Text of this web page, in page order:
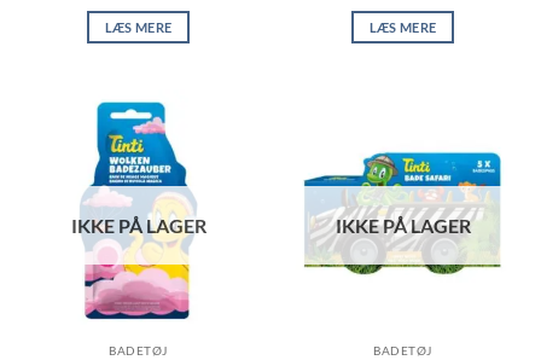
LÆS MERE LÆS MERE
IKKE PÅ LAGER
BADETØJ
IKKE PÅ LAGER
BADETØJ